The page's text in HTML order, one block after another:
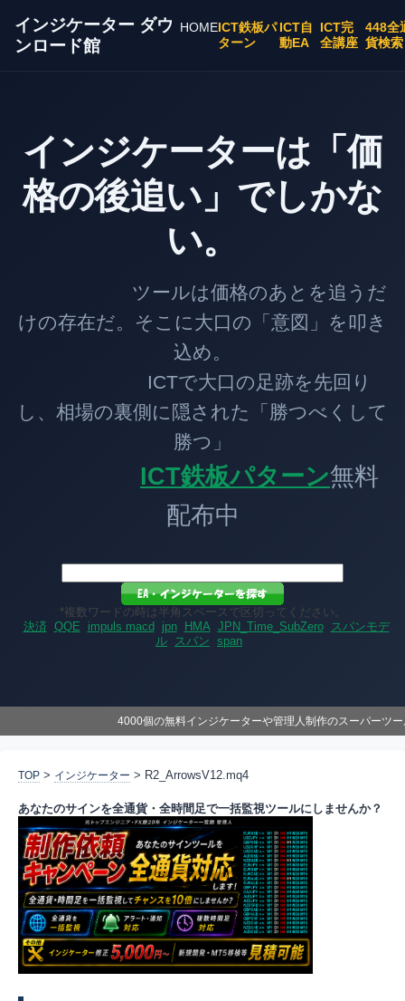
インジケーター ダウ
ンロード館
HOMEICT鉄板パ
ターン
ICT自
動EA
ICT完
全講座
448全
貨検索
インジケーターは「価
格の後追い」でしかな
い。
ツールは価格のあとを追うだ
けの存在だ。そこに大口の「意図」を叩き
込め。
ICTで大口の足跡を先回り
し、相場の裏側に隠された「勝つべくして
勝つ」
ICT鉄板パターン無料
配布中
*複数ワードの時は半角スペースで区切ってください。
決済 QQE impuls macd jpn HMA JPN_Time_SubZero
スパンモデ
ル スパン span
4000個の無料インジケーターや管理人制作のスーパーツ
TOP > インジケーター > R2_ArrowsV12.mq4
あなたのサインを全通貨・全時間足で一括監視ツールにしませんか？